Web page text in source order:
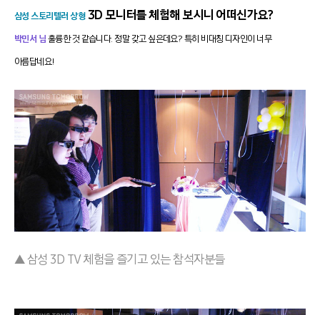
삼성 스토리텔러 상형 3D 모니터를 체험해 보시니 어떠신가요?
박민서 님훌륭한 것 같습니다. 정말 갖고 싶은데요? 특히 비대칭 디자인이 너무
아름답네요!
▲ 삼성 3D TV 체험을 즐기고 있는 참석자분들